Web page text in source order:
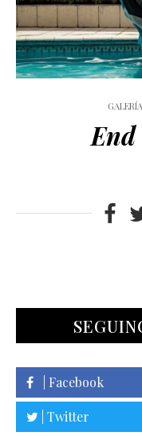
GALERÍA
| Facebook
| Twitter